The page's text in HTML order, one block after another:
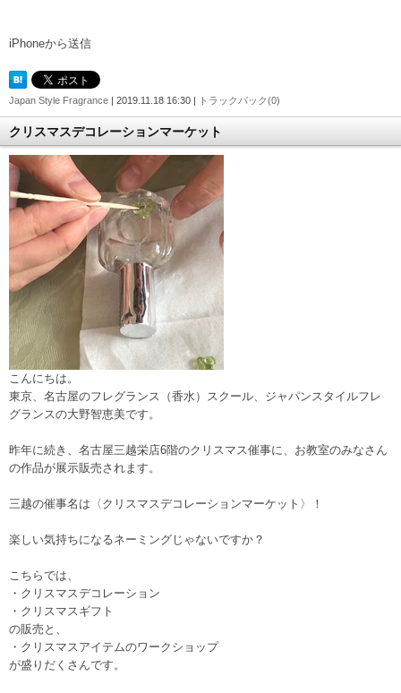
iPhoneから送信
Japan Style Fragrance | 2019.11.18 16:30 | トラックバック(0)
クリスマスデコレーションマーケット
こんにちは。
東京、名古屋のフレグランス（香水）スクール、ジャパンスタイルフレ
グランスの大野智恵美です。
昨年に続き、名古屋三越栄店6階のクリスマス催事に、お教室のみなさん
の作品が展示販売されます。
三越の催事名は〈クリスマスデコレーションマーケット〉！
楽しい気持ちになるネーミングじゃないですか？
こちらでは、
・クリスマスデコレーション
・クリスマスギフト
の販売と、
・クリスマスアイテムのワークショップ
が盛りだくさんです。